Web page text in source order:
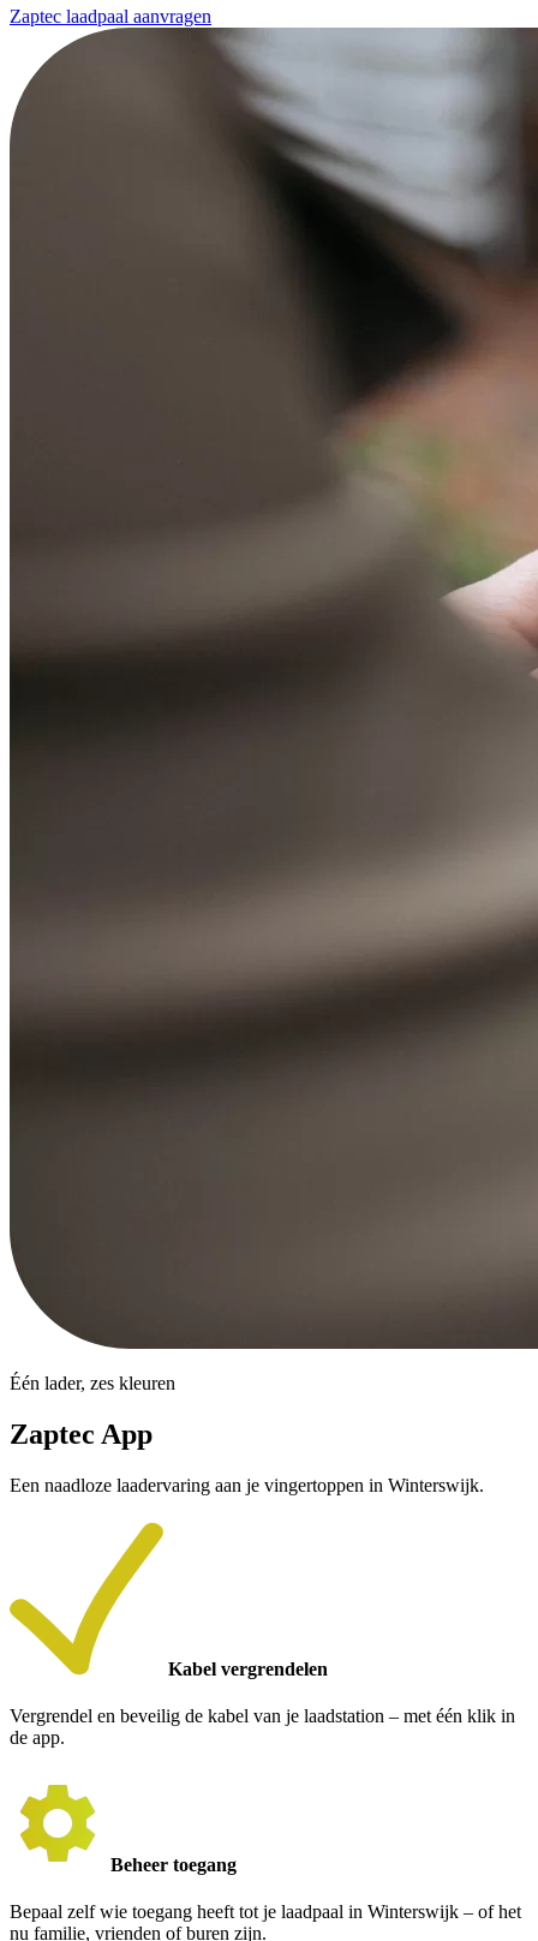
Zaptec laadpaal aanvragen
Één lader, zes kleuren
Zaptec App
Een naadloze laadervaring aan je vingertoppen in Winterswijk.
Kabel vergrendelen
Vergrendel en beveilig de kabel van je laadstation – met één klik in
de app.
Beheer toegang
Bepaal zelf wie toegang heeft tot je laadpaal in Winterswijk – of het
nu familie, vrienden of buren zijn.